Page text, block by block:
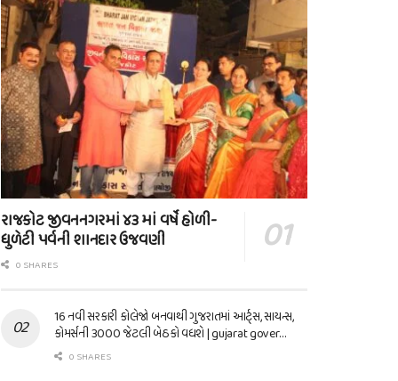
રાજકોટ જીવનનગરમાં ૪૩ માં વર્ષે હોળી-
ધુળેટી પર્વની શાનદાર ઉજવણી
0 SHARES
16 નવી સરકારી કોલેજો બનવાથી ગુજરાતમાં આર્ટ્સ, સાયન્સ,
કોમર્સની 3000 જેટલી બેઠકો વધશે | gujarat gover…
0 SHARES